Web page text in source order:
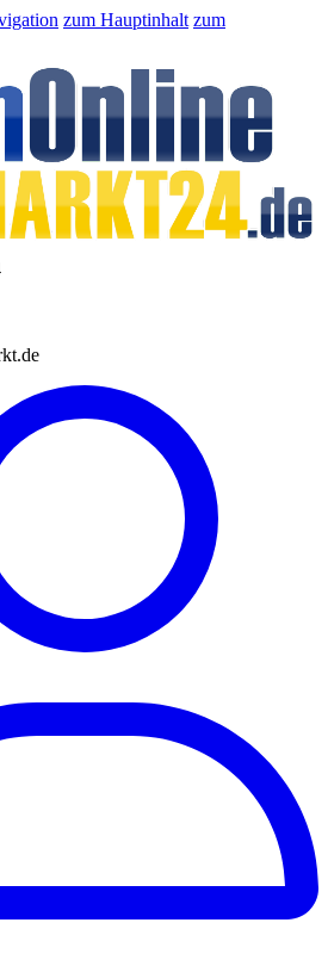
zum Hauptinhalt zum